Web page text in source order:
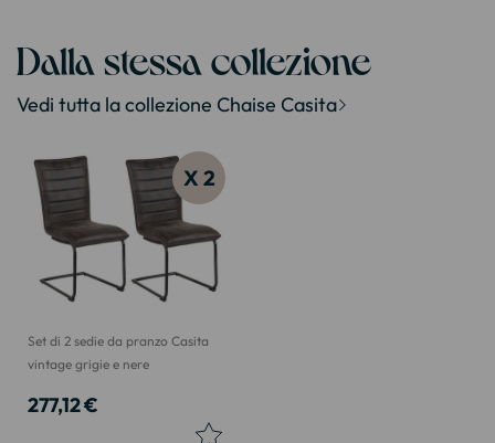
Dalla stessa collezione
Vedi tutta la collezione Chaise Casita
X 2
Set di 2 sedie da pranzo Casita
vintage grigie e nere
277,12 €